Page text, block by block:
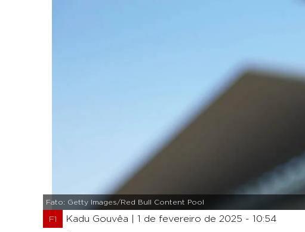
Fato: Getty Images/Red Bull Content Pool
F1 Kadu Gouvêa | 1 de fevereiro de 2025 - 10:54